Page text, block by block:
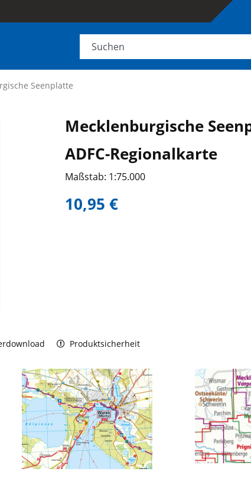
Seenplatte
Mecklenburgische
ADFC-Regionalkarte
Maßstab: 1:75.000
10,95 €
Produktsicherheit